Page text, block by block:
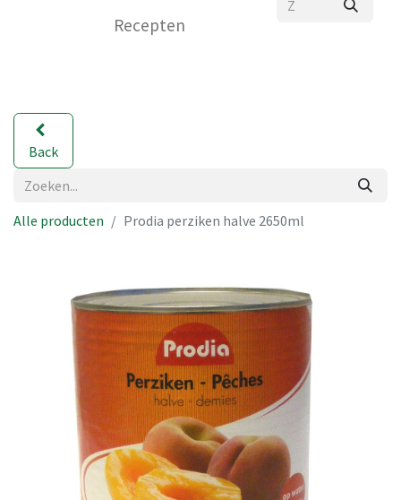
Recepten
Back
Alle producten Prodia perziken halve 2650ml